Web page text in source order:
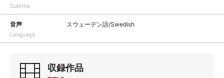
Subtitle
音声
Language
スウェーデン語/Swedish
収録作品